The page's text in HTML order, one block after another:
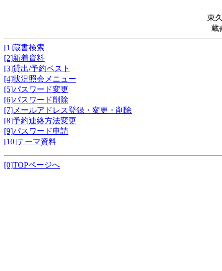
東
蔵
[1]蔵書検索
[2]新着資料
[3]貸出/予約ベスト
[4]状況照会メニュー
[5]パスワード変更
[6]パスワード削除
[7]メールアドレス登録・変更・削除
[8]予約連絡方法変更
[9]パスワード申請
[10]テーマ資料
[0]TOPページへ